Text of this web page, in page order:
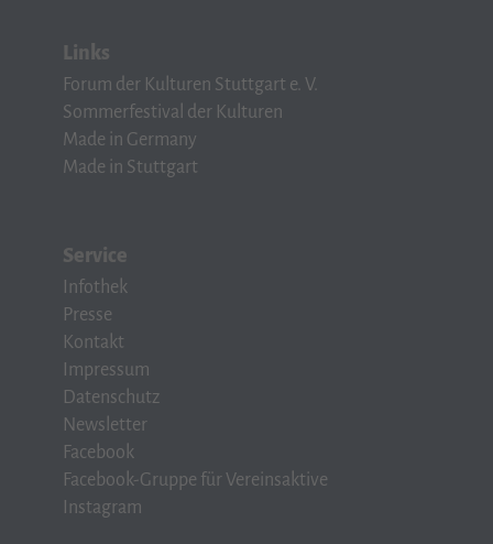
Links
Forum der Kulturen Stuttgart e. V.
Sommerfestival der Kulturen
Made in Germany
Made in Stuttgart
Service
Infothek
Presse
Kontakt
Impressum
Datenschutz
Newsletter
Facebook
Facebook-Gruppe für Vereinsaktive
Instagram